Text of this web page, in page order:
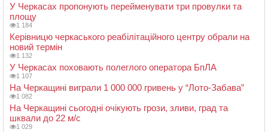
У Черкасах пропонують перейменувати три провулки та
площу
1 184
Керівницю черкаського реабілітаційного центру обрали на
новий термін
1 132
У Черкасах поховають полеглого оператора БпЛА
1 107
На Черкащині виграли 1 000 000 гривень у “Лото-Забава”
1 082
На Черкащині сьогодні очікують грози, зливи, град та
шквали до 22 м/с
1 029